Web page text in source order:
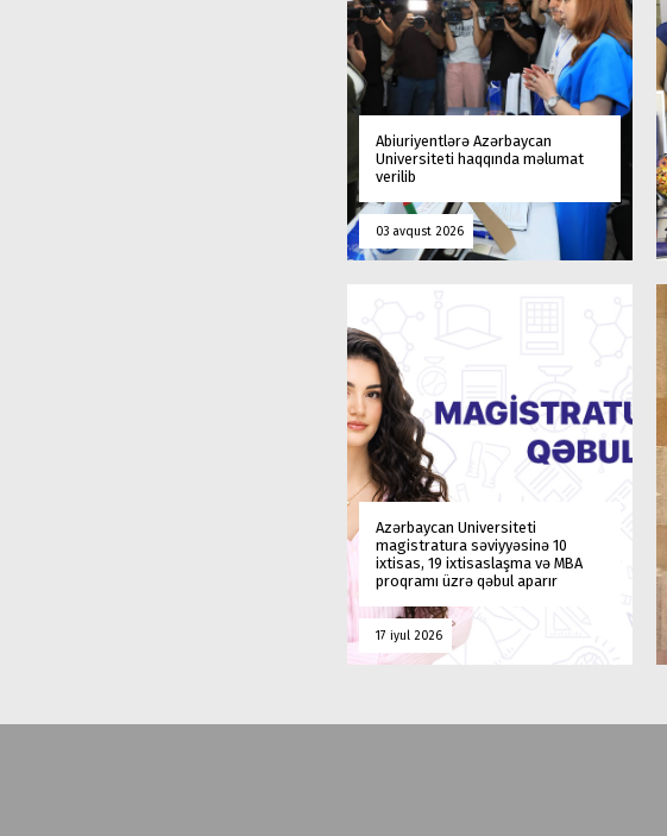
Abiuriyentlərə Azərbaycan
Universiteti haqqında məlumat
verilib
03 avqust 2026
Azərbaycan Universiteti
magistratura səviyyəsinə 10
ixtisas, 19 ixtisaslaşma və MBA
proqramı üzrə qəbul aparır
17 iyul 2026